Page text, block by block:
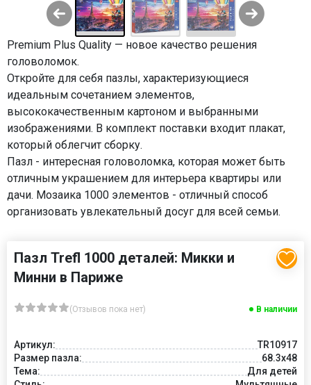
Premium Plus Quality — новое качество решения
головоломок.
Откройте для себя пазлы, характеризующиеся
идеальным сочетанием элементов,
высококачественным картоном и выбранными
изображениями. В комплект поставки входит плакат,
который облегчит сборку.
Пазл - интересная головоломка, которая может быть
отличным украшением для интерьера квартиры или
дачи. Мозаика 1000 элементов - отличный способ
организовать увлекательный досуг для всей семьи.
Пазл Trefl 1000 деталей: Микки и
Минни в Париже
(Отзывов пока нет) В наличии
Артикул:
TR10917
Размер пазла:
68.3x48
Тема:
Для детей